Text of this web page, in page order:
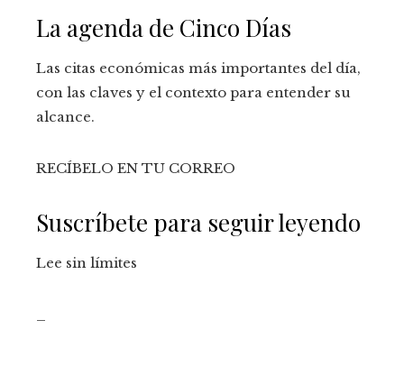
La agenda de Cinco Días
Las citas económicas más importantes del día,
con las claves y el contexto para entender su
alcance.
RECÍBELO EN TU CORREO
Suscríbete para seguir leyendo
Lee sin límites